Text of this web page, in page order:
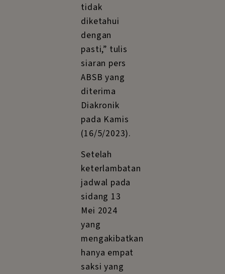
tidak
diketahui
dengan
pasti,” tulis
siaran pers
ABSB yang
diterima
Diakronik
pada Kamis
(16/5/2023).
Setelah
keterlambatan
jadwal pada
sidang 13
Mei 2024
yang
mengakibatkan
hanya empat
saksi yang